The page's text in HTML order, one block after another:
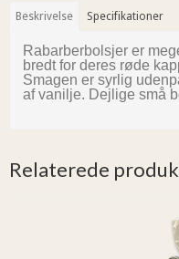
Beskrivelse Specifikationer
Rabarberbolsjer er
bredt for deres røde
Smagen er syrlig
af vanilje. Dejlige små
Relaterede